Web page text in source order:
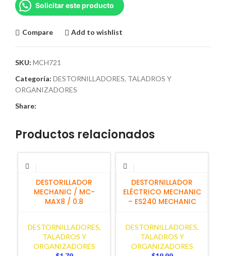
Solicitar este producto
Compare Add to wishlist
SKU: MCH721
Categoría: DESTORNILLADORES, TALADROS Y
ORGANIZADORES
Share:
Productos relacionados
AÑADIR AL CARRITO
DESTORILLADOR
MECHANIC / MC-
MAX8 / 0.8
DESTORNILLADORES,
TALADROS Y
ORGANIZADORES
AÑADIR AL CARRITO
DESTORNILLADOR
ELÉCTRICO MECHANIC
– ES240 MECHANIC
DESTORNILLADORES,
TALADROS Y
ORGANIZADORES